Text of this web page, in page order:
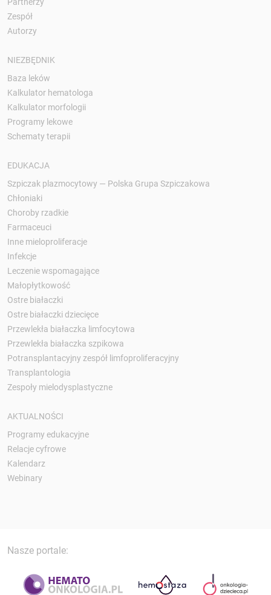
Partnerzy
Zespół
Autorzy
NIEZBĘDNIK
Baza leków
Kalkulator hematologa
Kalkulator morfologii
Programy lekowe
Schematy terapii
EDUKACJA
Szpiczak plazmocytowy — Polska Grupa Szpiczakowa
Chłoniaki
Choroby rzadkie
Farmaceuci
Inne mieloproliferacje
Infekcje
Leczenie wspomagające
Małopłytkowość
Ostre białaczki
Ostre białaczki dziecięce
Przewlekła białaczka limfocytowa
Przewlekła białaczka szpikowa
Potransplantacyjny zespół limfoproliferacyjny
Transplantologia
Zespoły mielodysplastyczne
AKTUALNOŚCI
Programy edukacyjne
Relacje cyfrowe
Kalendarz
Webinary
Nasze portale: